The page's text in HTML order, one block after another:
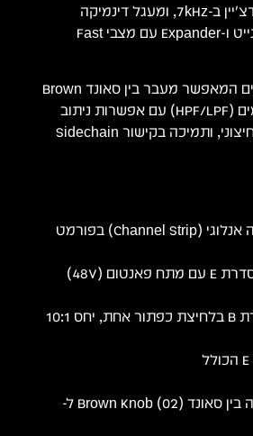
E, יחידת De-Esser ייעודית מסדרת B עם ניתוב סיידצ'יין ב-7kHz, ומעגל דינמיקה
דיסקרטי Class A VCA הכולל קומפרסור, לימיטר, גייט ו-Expander עם מצבי Fast
בנוסף, ה-Revival 4000 מציע EQ אנלוגי בעל 4 פסים המאפשר מעבר בין סאונד Brown
Knob (02) ל-Black Knob (242), פילטרים מתקדמים (HPF/LPF) עם אפשרות ניתוב
למעגל ה-Sidechain, נקודת Insert מאוזנת לציוד חיצוני, ותמיכה בקישור Sidechain
SSL Revival 4000 – ערוץ הקלטה אנלוגי (Channel Strip) בפורמט
פרה-אמפ Jensen JT-115K-E מסדרת E עם מתח פאנטום (48V)
מעגל סילוק תדרי S מסדרת B בלחיצת כפתור אחת, יחס 10:1
מעגל Class A VCA מסדרת E הכולל
4 פסי EQ עם אפשרות בחירה בין סאונד Brown Knob (02) ל-